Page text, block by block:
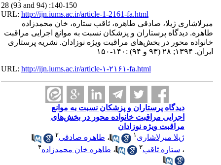
28 (93 and 94) :140-150
URL:http://ijn.iums.ac.ir/article-1-2161-fa.html
میرلاشاری ژیلا، صادقی طاهره، ثاقب ستاره، خان محمدزاده
طاهره. دیدگاه پرستاران و پزشکان نسبت به موانع اجرایی مراقبت
خانواده محور در بخش‌های مراقبت ویژه نوزادان. نشریه پرستاری
ایران. ۱۳۹۴; ۲۸ (۹۳ و ۹۴) :۱۴۰-۱۵۰
URL:http://ijn.iums.ac.ir/article-۱-۲۱۶۱-fa.html
دیدگاه پرستاران و پزشکان نسبت به موانع
اجرایی مراقبت خانواده محور در بخش‌های
مراقبت ویژه نوزادان
ژیلا میرلاشاری۱ ،طاهره صادقی
ستاره ثاقب ،طاهره خان محمدزاده